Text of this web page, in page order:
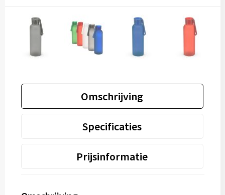
Omschrijving
Specificaties
Prijsinformatie